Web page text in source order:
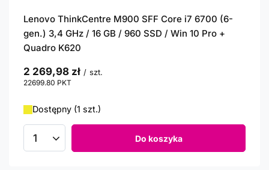
Lenovo ThinkCentre M900 SFF Core i7 6700 (6-
gen.) 3,4 GHz / 16 GB / 960 SSD / Win 10 Pro +
Quadro K620
2 269,98 zł / szt.
22699.80 PKT
Dostępny (1 szt.)
Ilość produktów Do koszyka